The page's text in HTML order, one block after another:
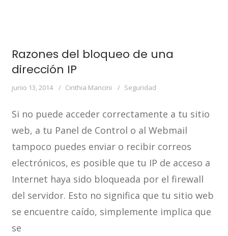
Razones del bloqueo de una
dirección IP
junio 13, 2014 Cinthia Mancini Seguridad
Si no puede acceder correctamente a tu sitio
web, a tu Panel de Control o al Webmail
tampoco puedes enviar o recibir correos
electrónicos, es posible que tu IP de acceso a
Internet haya sido bloqueada por el firewall
del servidor. Esto no significa que tu sitio web
se encuentre caído, simplemente implica que
se